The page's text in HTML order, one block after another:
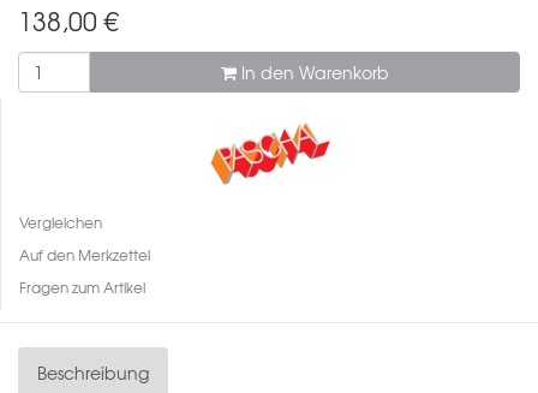
138,00 €
In den Warenkorb
Vergleichen
Auf den Merkzettel
Fragen zum Artikel
Beschreibung